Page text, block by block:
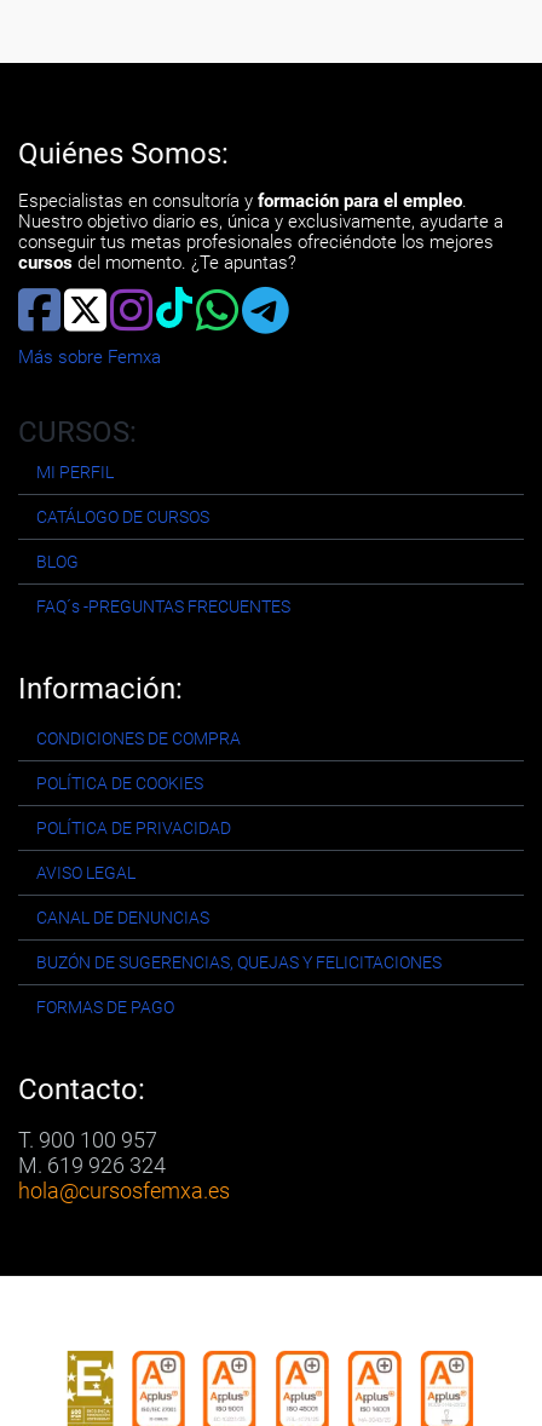
Quiénes Somos:
Especialistas en consultoría y formación para el empleo.
Nuestro objetivo diario es, única y exclusivamente, ayudarte a
conseguir tus metas profesionales ofreciéndote los mejores
cursos del momento. ¿Te apuntas?
Más sobre Femxa
CURSOS:
MI PERFIL
CATÁLOGO DE CURSOS
BLOG
FAQ´s -PREGUNTAS FRECUENTES
Información:
CONDICIONES DE COMPRA
POLÍTICA DE COOKIES
POLÍTICA DE PRIVACIDAD
AVISO LEGAL
CANAL DE DENUNCIAS
BUZÓN DE SUGERENCIAS, QUEJAS Y FELICITACIONES
FORMAS DE PAGO
Contacto:
T. 900 100 957
M. 619 926 324
hola@cursosfemxa.es